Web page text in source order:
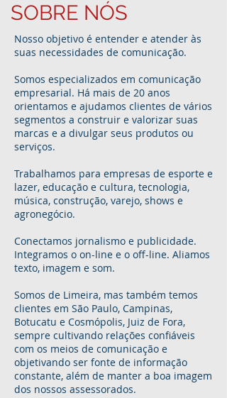
SOBRE NÓS
Nosso objetivo é entender e atender às
suas necessidades de comunicação.
Somos especializados em comunicação
empresarial. Há mais de 20 anos
orientamos e ajudamos clientes de vários
segmentos a construir e valorizar suas
marcas e a divulgar seus produtos ou
serviços.
Trabalhamos para empresas de esporte e
lazer, educação e cultura, tecnologia,
música, construção, varejo, shows e
agronegócio.
Conectamos jornalismo e publicidade.
Integramos o on-line e o off-line. Aliamos
texto, imagem e som.
Somos de Limeira, mas também temos
clientes em São Paulo, Campinas,
Botucatu e Cosmópolis, Juiz de Fora,
sempre cultivando relações confiáveis
com os meios de comunicação e
objetivando ser fonte de informação
constante, além de manter a boa imagem
dos nossos assessorados.